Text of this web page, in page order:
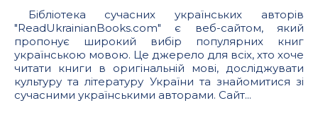
Бібліотека сучасних українських авторів
"ReadUkrainianBooks.com" є веб-сайтом, який
пропонує широкий вибір популярних книг
українською мовою. Це джерело для всіх, хто хоче
читати книги в оригінальній мові, досліджувати
культуру та літературу України та знайомитися зі
сучасними українськими авторами. Сайт...